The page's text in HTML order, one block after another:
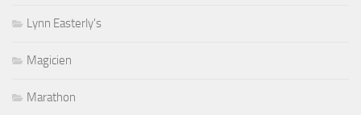
Lynn Easterly's
Magicien
Marathon